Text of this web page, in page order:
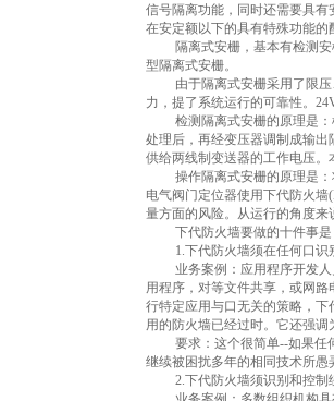
信号隔离功能，同时还需要具
在安定额以下的具有特殊功能
隔离式安栅，基本有检测
型隔离式安栅。
由于隔离式安栅采用了限
力，提了系统运行的可靠性。
检测隔离式安栅的原理是
处理后，再经变压器调制成输
供给两线制变送器的工作电压
操作隔离式安栅的原理是
电气阀门定位器使用下代防火墙
量方面的风险。从运行的角度
下代防火墙要做的十件事
1.下代防火墙须在任何口
业务案例：应用程序开发
用程序，对等文件共享，或网路
行特定应用与口无关的策略，
用的防火墙已经过时。它还强
要求：这个很简单--如果任
继续被困扰多年的相同技术所愚
2.下代防火墙须识别和控